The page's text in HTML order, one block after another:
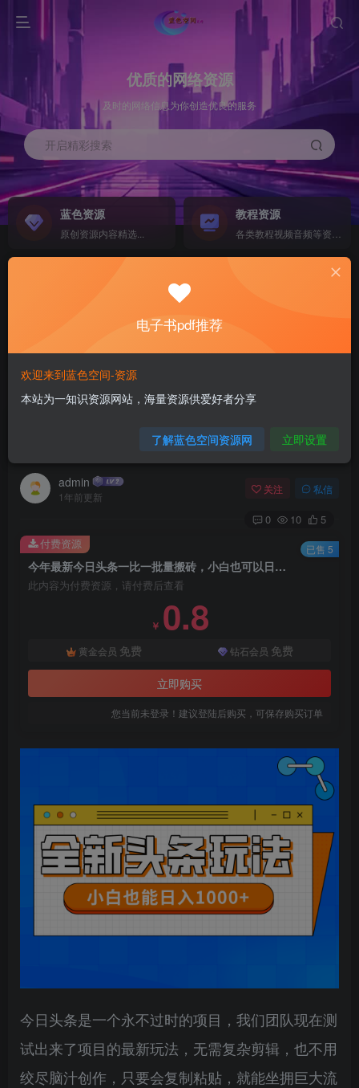
优质的网络资源
及时的网络信息为你创造优良的服务
开启精彩搜索
蓝色资源
原创资源内容精选...
教程资源
计算机 移动设备 软件下载....
电子书籍下载...
首页 网赚项目 正文
今年最新今日头条一比一批量搬砖，小白也可以日
admin
1年前更新
关注 私信
0 10 5
今年最新今日头条一比一批量搬砖，小白也可以日赚千元
此内容为付费资源，请付费后查看
￥ 0.8
黄金会员 免费 钻石会员 免费
立即购买
您当前未登录！建议登陆后购买，可保存购买订单
付费资源 已售 5
今日头条是一个永不过时的项目，我们团队现在测
试出来了项目的最新玩法，无需复杂剪辑，也不用
绞尽脑汁创作，只要会复制粘贴，就能坐拥巨大流
电子书pdf推荐
欢迎来到蓝色空间-资源
本站为一知识资源网站，海量资源供爱好者分享
了解蓝色空间资源网 立即设置